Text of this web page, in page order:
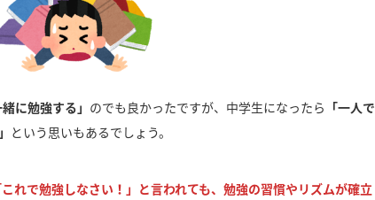
に勉強する」 のでも良かったですが、中学生になったら
「一人で
という思いもあるでしょう。
れで勉強しなさい！」と言われても、勉強の習慣やリズムが確立